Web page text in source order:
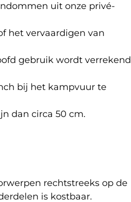
uit onze privé-
het vervaardigen van
gebruik wordt verrekend
bij het kampvuur te
dan circa 50 cm.
rechtstreeks op de
is kostbaar.